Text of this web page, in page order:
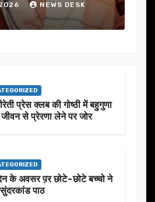
NEWS DESK
प्रेस क्लब की गोष्ठी में बहुगुणा
से प्रेरणा लेने पर जोर
के अवसर प़र छोटे-छोटे बच्चो ने
पाठ